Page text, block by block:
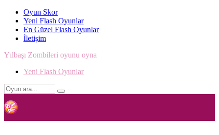
Oyun Skor
Yeni Flash Oyunlar
En Güzel Flash Oyunlar
İletişim
Yılbaşı Zombileri oyunu oyna
Yeni Flash Oyunlar